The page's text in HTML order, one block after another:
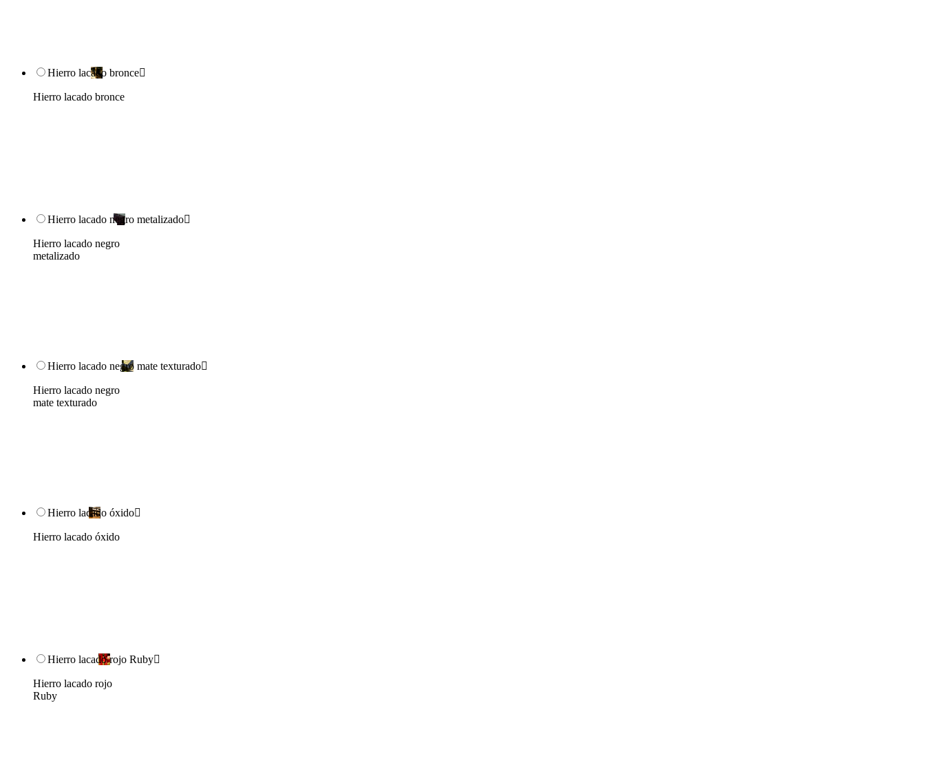
Hierro lacado bronce
Hierro lacado bronce
Hierro lacado negro metalizado
Hierro lacado negro
metalizado
Hierro lacado negro mate texturado
Hierro lacado negro
mate texturado
Hierro lacado óxido
Hierro lacado óxido
Hierro lacado rojo Ruby
Hierro lacado rojo
Ruby